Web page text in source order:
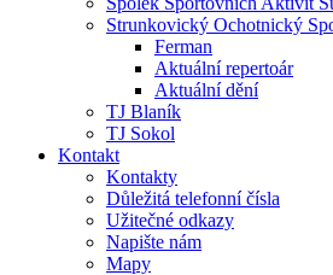
Strunkovický Ochotnický
Ferman
Aktuální repertoár
Aktuální dění
TJ Blaník
TJ Sokol
Kontakt
Kontakty
Důležitá telefonní čísla
Užitečné odkazy
Napište nám
Mapy